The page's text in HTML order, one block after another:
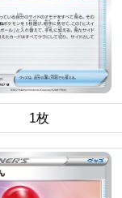
1枚